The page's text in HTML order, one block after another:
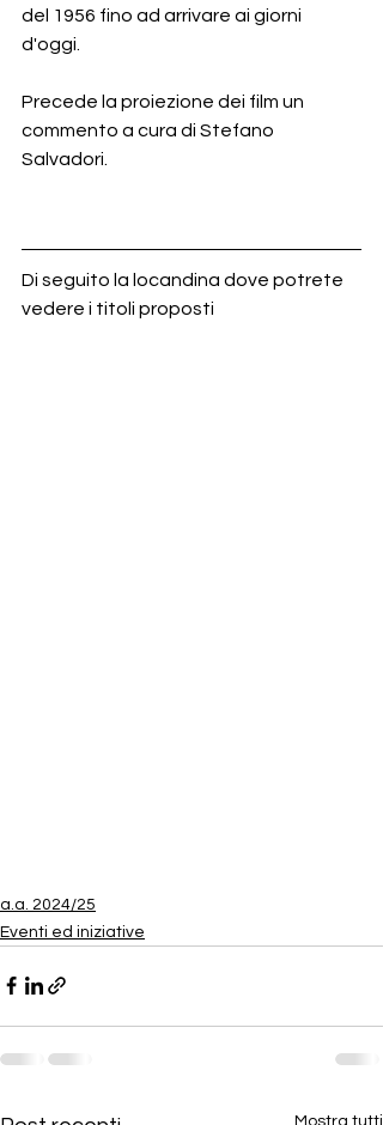
del 1956 fino ad arrivare ai giorni
d'oggi.
Precede la proiezione dei film un
commento a cura di Stefano
Salvadori.
Di seguito la locandina dove potrete
vedere i titoli proposti
a.a. 2024/25
Eventi ed iniziative
Mostra tutti